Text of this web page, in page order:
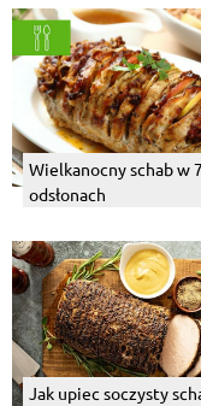
Wielkanocny schab w 7
odsłonach
Jak upiec soczysty